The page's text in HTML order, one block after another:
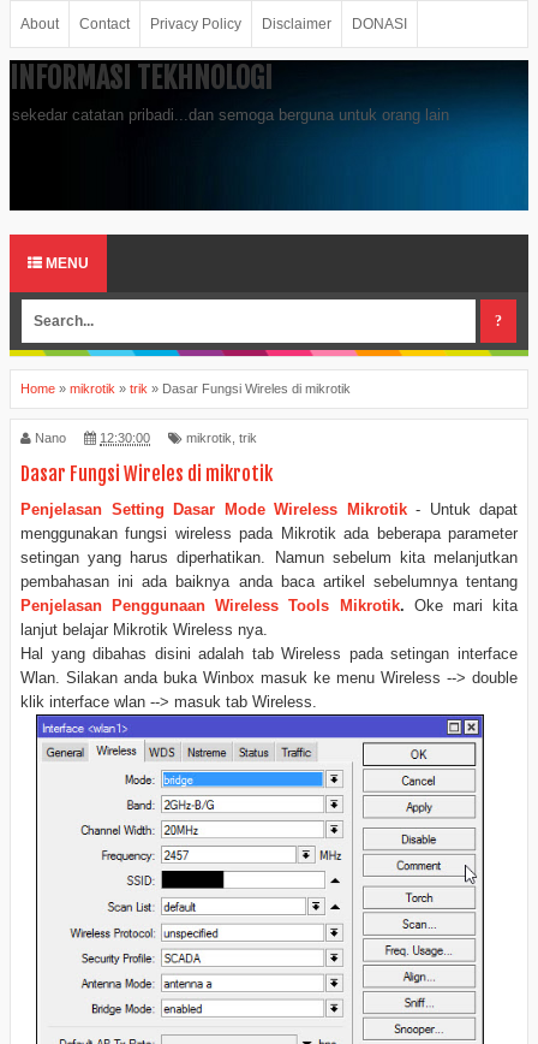
About Contact Privacy Policy Disclaimer DONASI
INFORMASI TEKHNOLOGI
sekedar catatan pribadi...dan semoga berguna untuk orang lain
MENU
Home » mikrotik » trik » Dasar Fungsi Wireles di mikrotik
Nano 12:30:00 mikrotik trik
Dasar Fungsi Wireles di mikrotik
Penjelasan Setting Dasar Mode Wireless Mikrotik- Untuk dapat
menggunakan fungsi wireless pada Mikrotik ada beberapa parameter
setingan yang harus diperhatikan. Namun sebelum kita melanjutkan
pembahasan ini ada baiknya anda baca artikel sebelumnya tentang
Penjelasan Penggunaan Wireless Tools Mikrotik. Oke mari kita
lanjut belajar Mikrotik Wireless nya.
Hal yang dibahas disini adalah tab Wireless pada setingan interface
Wlan. Silakan anda buka Winbox masuk ke menu Wireless --> double
klik interface wlan --> masuk tab Wireless.